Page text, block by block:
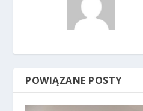
POWIĄZANE POSTY